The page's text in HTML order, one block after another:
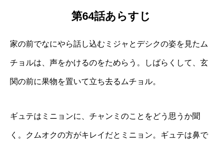
第64話あらすじ
家の前でなにやら話し込むミジャとデシクの姿を見たム
チョルは、声をかけるのをためらう。しばらくして、玄
関の前に果物を置いて立ち去るムチョル。
ギュテはミニョンに、チャンミのことをどう思うか聞
く。クムオクの方がキレイだとミニョン。ギュテは鼻で